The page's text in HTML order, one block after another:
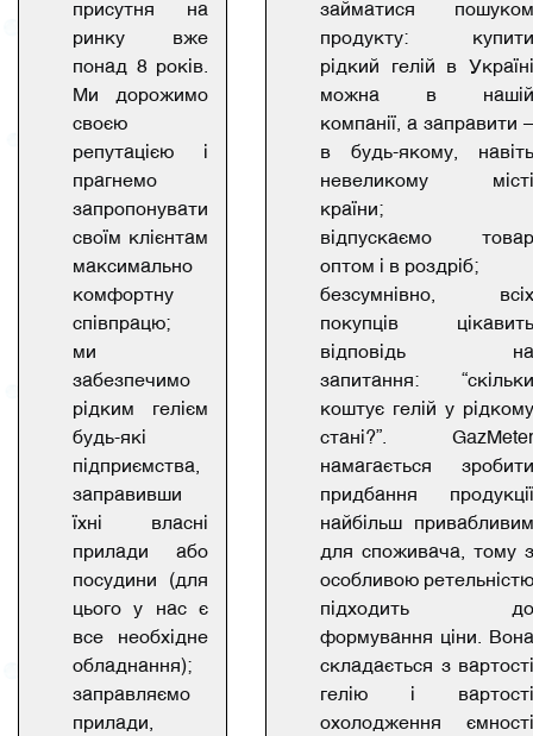
присутня на
ринку вже
понад 8 років.
Ми дорожимо
своєю
репутацією і
прагнемо
запропонувати
своїм клієнтам
максимально
комфортну
співпрацю;
ми
забезпечимо
рідким гелієм
будь-які
підприємства,
заправивши
їхні власні
прилади або
посудини (для
цього у нас є
все необхідне
обладнання);
заправляємо
прилади,
займатися пошуком
продукту: купити
рідкий гелій в Україні
можна в нашій
компанії, а заправити –
в будь-якому, навіть
невеликому місті
країни;
відпускаємо товар
оптом і в роздріб;
безсумнівно, всіх
покупців цікавить
відповідь на
запитання: “скільки
коштує гелій у рідкому
стані?”. GazMeter
намагається зробити
придбання продукції
найбільш привабливим
для споживача, тому з
особливою ретельністю
підходить до
формування ціни. Вона
складається з вартості
гелію і вартості
охолодження ємності